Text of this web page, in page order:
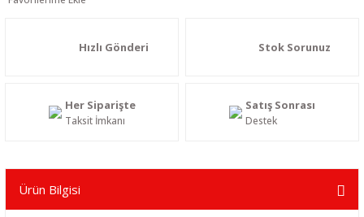
Hızlı Gönderi Stok Sorunuz
Her Siparişte
Taksit İmkanı
Satış Sonrası
Destek
Ürün Bilgisi